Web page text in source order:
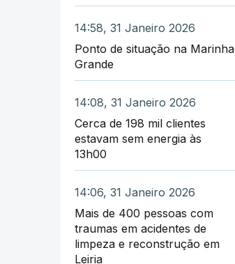
14:58, 31 Janeiro 2026
Ponto de situação na Marinha
Grande
14:08, 31 Janeiro 2026
Cerca de 198 mil clientes
estavam sem energia às
13h00
14:06, 31 Janeiro 2026
Mais de 400 pessoas com
traumas em acidentes de
limpeza e reconstrução em
Leiria